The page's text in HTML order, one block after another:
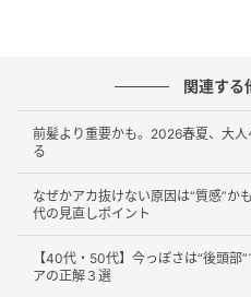
大切なのは、“巻いた感”を
動いて見えるくらいが、
さにつながります。
「質感」で軽さを作る
関連する
前髪より重要かも。2026春夏、大人
る
なぜかアカ抜けない原因は“質感”か
代の見直しポイント
【40代・50代】今っぽさは“後頭
アの正解３選